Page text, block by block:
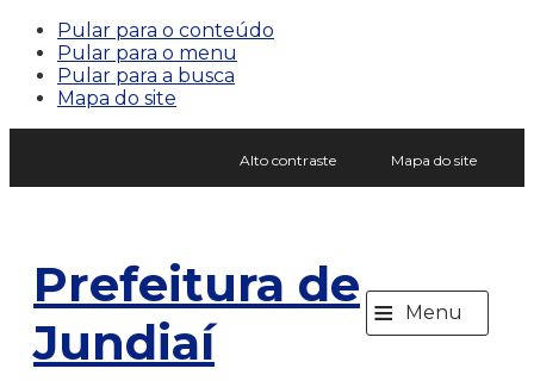
Pular para o conteúdo
Pular para o menu
Pular para a busca
Mapa do site
Alto contraste Mapa do site
Prefeitura de
Jundiaí
≡ Menu